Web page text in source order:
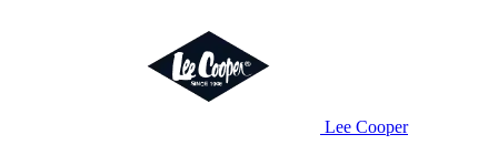
Lee Cooper